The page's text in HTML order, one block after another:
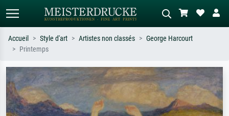
Recherchez par artiste, titre ou style –
ex. Monet, Nuit étoilée,
impressionnisme, vague de Hokusai,
nu.
Décrivez la scène – ex. prairie verte,
abstrait avec beaucoup de rouge,
tableau sombre, nu debout près d'un
arbre.
Accueil Style d'art Artistes non classés
George Harcourt
Printemps